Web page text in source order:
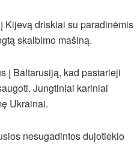
Kijevą driskiai su paradinėmis
skalbimo mašiną.
į Baltarusiją, kad pastarieji
Jungtiniai kariniai
Ukrainai.
nesugadintos dujotiekio